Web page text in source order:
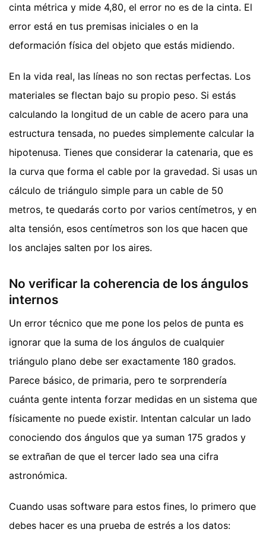
cinta métrica y mide 4,80, el error no es de la cinta. El
error está en tus premisas iniciales o en la
deformación física del objeto que estás midiendo.
En la vida real, las líneas no son rectas perfectas. Los
materiales se flectan bajo su propio peso. Si estás
calculando la longitud de un cable de acero para una
estructura tensada, no puedes simplemente calcular la
hipotenusa. Tienes que considerar la catenaria, que es
la curva que forma el cable por la gravedad. Si usas un
cálculo de triángulo simple para un cable de 50
metros, te quedarás corto por varios centímetros, y en
alta tensión, esos centímetros son los que hacen que
los anclajes salten por los aires.
No verificar la coherencia de los ángulos
internos
Un error técnico que me pone los pelos de punta es
ignorar que la suma de los ángulos de cualquier
triángulo plano debe ser exactamente 180 grados.
Parece básico, de primaria, pero te sorprendería
cuánta gente intenta forzar medidas en un sistema que
físicamente no puede existir. Intentan calcular un lado
conociendo dos ángulos que ya suman 175 grados y
se extrañan de que el tercer lado sea una cifra
astronómica.
Cuando usas software para estos fines, lo primero que
debes hacer es una prueba de estrés a los datos: